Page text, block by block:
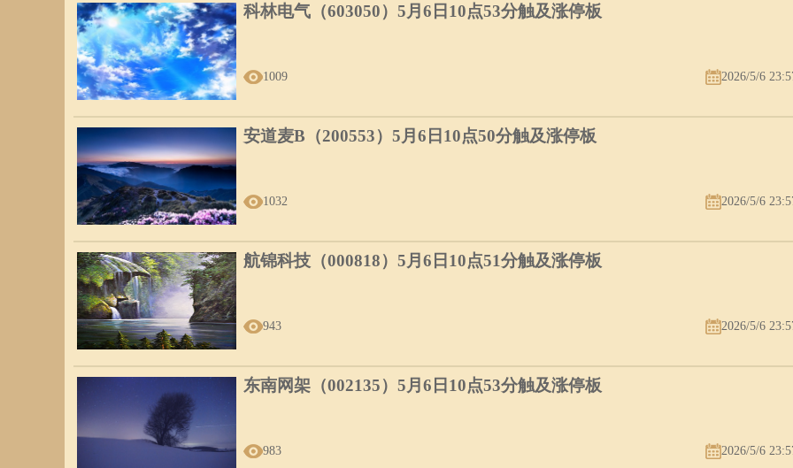
科林电气（603050）5月6日10点53分触及涨停板
1009 2026/5/6
安道麦B（200553）5月6日10点50分触及涨停板
1032 2026/5/6
航锦科技（000818）5月6日10点51分触及涨停板
943 2026/5/6
东南网架（002135）5月6日10点53分触及涨停板
983 2026/5/6